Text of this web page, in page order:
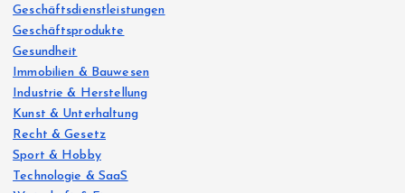
Geschäftsdienstleistungen
Geschäftsprodukte
Gesundheit
Immobilien & Bauwesen
Industrie & Herstellung
Kunst & Unterhaltung
Recht & Gesetz
Sport & Hobby
Technologie & SaaS